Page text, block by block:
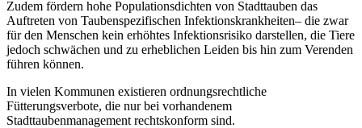
Zudem fördern hohe Populationsdichten von Stadttauben das
Auftreten von Taubenspezifischen Infektionskrankheiten– die zwar
für den Menschen kein erhöhtes Infektionsrisiko darstellen, die Tiere
jedoch schwächen und zu erheblichen Leiden bis hin zum Verenden
führen können.
In vielen Kommunen existieren ordnungsrechtliche
Fütterungsverbote, die nur bei vorhandenem
Stadttaubenmanagement rechtskonform sind.